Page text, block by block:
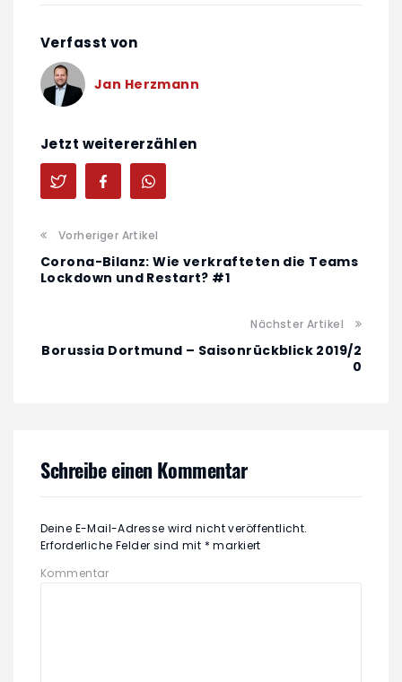
Verfasst von
Jan Herzmann
Jetzt weitererzählen
Vorheriger Artikel
Corona-Bilanz: Wie verkrafteten die Teams
Lockdown und Restart? #1
Nächster Artikel
Borussia Dortmund – Saisonrückblick 2019/2
0
Schreibe einen Kommentar
Deine E-Mail-Adresse wird nicht veröffentlicht.
Erforderliche Felder sind mit * markiert
Kommentar